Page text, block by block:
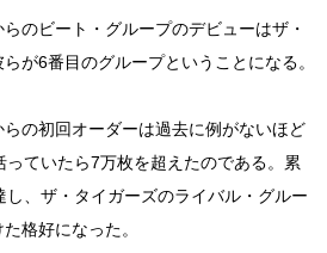
のビート・グループのデビューはザ・
が6番目のグループということになる。
の初回オーダーは過去に例がないほど
ていたら7万枚を超えたのである。累
、ザ・タイガーズのライバル・グルー
格好になった。